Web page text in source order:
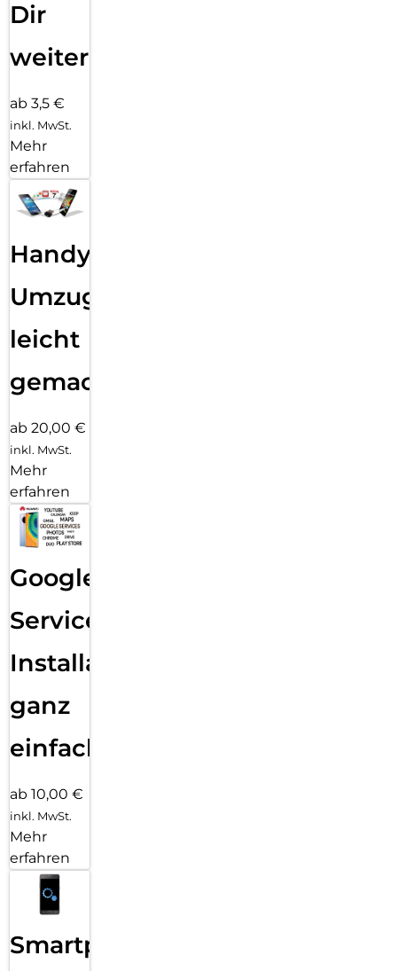
Dir
weiter
ab 3,5 €
inkl. MwSt.
Mehr
erfahren
Handy
Umzug
leicht
gemacht!
ab 20,00 €
inkl. MwSt.
Mehr
erfahren
Google
Services
Installation
ganz
einfach
ab 10,00 €
inkl. MwSt.
Mehr
erfahren
Smartphone